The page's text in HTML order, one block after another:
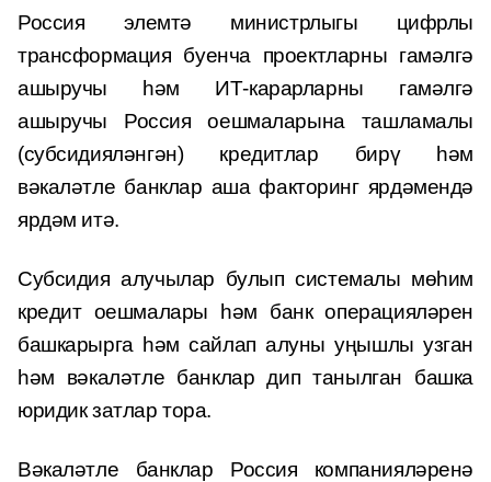
Россия элемтә министрлыгы цифрлы
трансформация буенча проектларны гамәлгә
ашыручы һәм ИТ-карарларны гамәлгә
ашыручы Россия оешмаларына ташламалы
(субсидияләнгән) кредитлар бирү һәм
вәкаләтле банклар аша факторинг ярдәмендә
ярдәм итә.
Субсидия алучылар булып системалы мөһим
кредит оешмалары һәм банк операцияләрен
башкарырга һәм сайлап алуны уңышлы узган
һәм вәкаләтле банклар дип танылган башка
юридик затлар тора.
Вәкаләтле банклар Россия компанияләренә